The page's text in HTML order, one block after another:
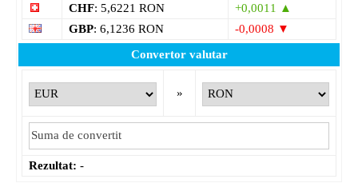
CHF: 5,6221 RON
+0,0011 ▲
GBP: 6,1236 RON
-0,0008 ▼
Convertor valutar
»
Rezultat: -